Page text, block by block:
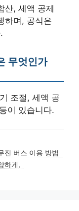
산, 세액 공제
하며, 공식은
무엇인가
조절, 세액 공
이 있습니다.
진 버스 이용 방법
하게,